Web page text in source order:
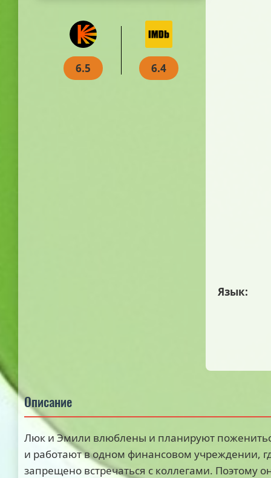
6.5 6.4
Язык:
Описание
Люк и Эмили влюблены и планируют
и работают в одном финансовом учреждении,
запрещено встречаться с коллегами. Поэтому